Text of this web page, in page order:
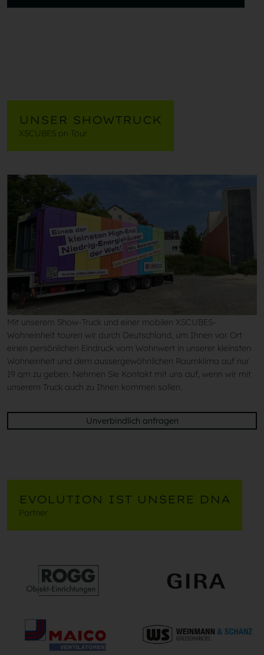
UNSER SHOWTRUCK
XSCUBES on Tour
Mit unserem Show-Truck und einer mobilen XSCUBES-
Wohneinheit touren wir durch Deutschland, um Ihnen vor Ort
einen persönlichen Eindruck vom Wohnwert in unserer kleinsten
Wohneinheit und dem aussergewöhnlichen Raumklima auf nur
19 qm zu geben. Nehmen Sie Kontakt mit uns auf, wenn wir mit
unserem Truck auch zu Ihnen kommen sollen.
Unverbindlich anfragen
EVOLUTION IST UNSERE DNA
Partner